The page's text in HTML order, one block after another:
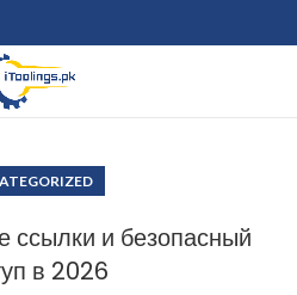
ссылки и безопасный
в 2026